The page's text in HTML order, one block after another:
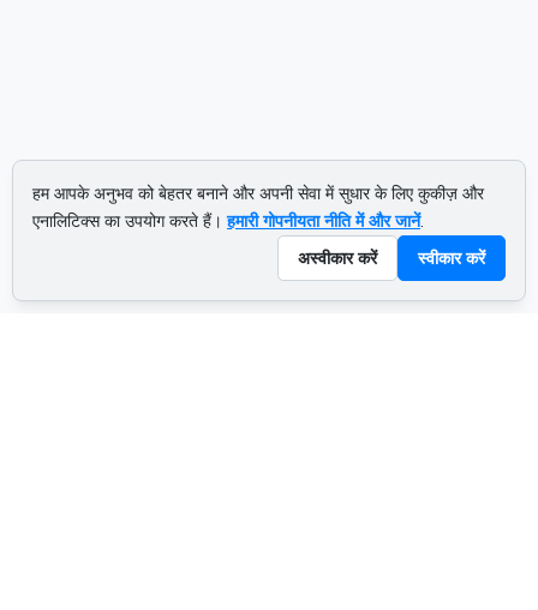
हम आपके अनुभव को बेहतर बनाने और अपनी सेवा में सुधार के लिए कुकीज़ और
एनालिटिक्स का उपयोग करते हैं। हमारी गोपनीयता नीति में और जानें.
अस्वीकार करें
स्वीकार करें